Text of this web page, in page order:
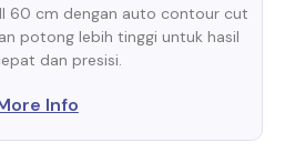
60 cm dengan auto contour cut
potong lebih tinggi untuk hasil
dan presisi.
Info